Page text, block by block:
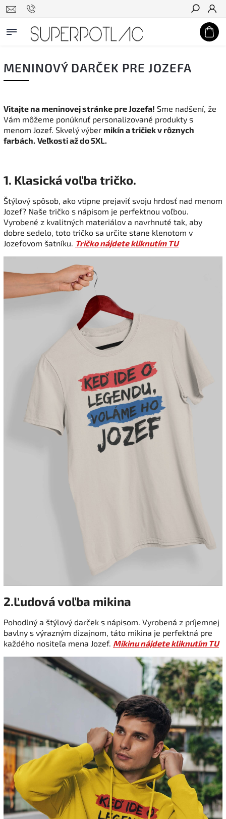
Hľadať
MENINOVÝ DARČEK PRE JOZEFA
Vitajte na meninovej stránke pre Jozefa! Sme nadšení, že
Vám môžeme ponúknuť personalizované produkty s
menom Jozef. Skvelý výber mikín a tričiek v rôznych
farbách. Veľkosti až do 5XL.
1. Klasická voľba tričko.
Štýlový spôsob, ako vtipne prejaviť svoju hrdosť nad menom
Jozef? Naše tričko s nápisom je perfektnou voľbou.
Vyrobené z kvalitných materiálov a navrhnuté tak, aby
dobre sedelo, toto tričko sa určite stane klenotom v
Jozefovom šatníku. Tričko nájdete kliknutím TU
2.Ľudová voľba mikina
Pohodlný a štýlový darček s nápisom. Vyrobená z príjemnej
bavlny s výrazným dizajnom, táto mikina je perfektná pre
každého nositeľa mena Jozef. Mikinu nájdete kliknutím TU